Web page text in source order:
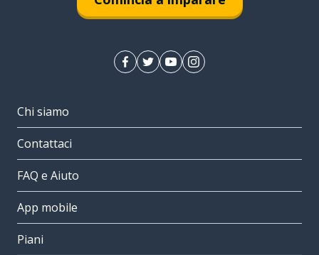
Chi siamo
Contattaci
FAQ e Aiuto
App mobile
Piani